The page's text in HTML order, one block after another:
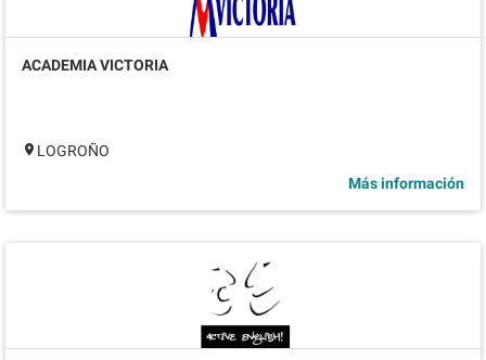
ACADEMIA VICTORIA
LOGROÑO
Más información